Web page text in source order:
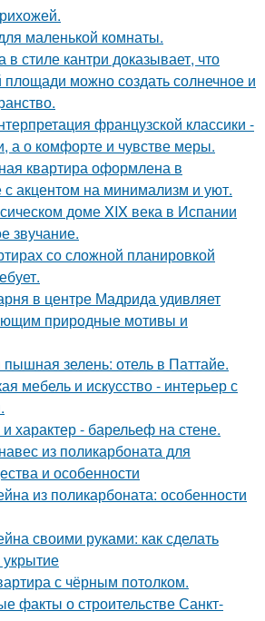
маленькой комнаты.
в стиле кантри доказывает, что
можно создать солнечное и
французской классики -
а о комфорте и чувстве меры.
квартира оформлена в
акцентом на минимализм и уют.
доме XIX века в Испании
звучание.
со сложной планировкой
в центре Мадрида удивляет
природные мотивы и
пышная зелень: отель в Паттайе.
мебель и искусство - интерьер с
характер - барельеф на стене.
из поликарбоната для
и особенности
из поликарбоната: особенности
своими руками: как сделать
с чёрным потолком.
факты о строительстве Санкт-